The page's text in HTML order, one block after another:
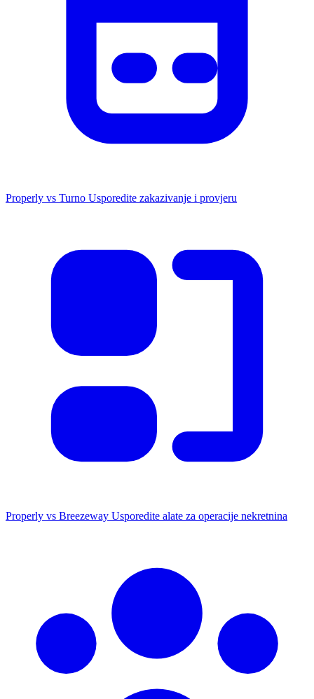
Properly vs Turno Usporedite zakazivanje i provjeru
Properly vs Breezeway Usporedite alate za operacije nekretnina